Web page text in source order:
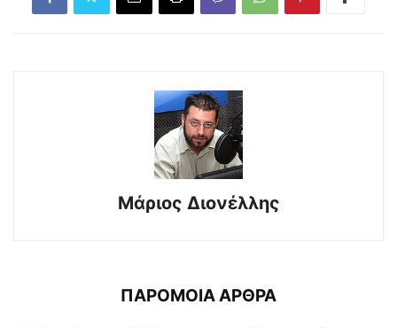
Μάριος Διονέλλης
ΠΑΡΟΜΟΙΑ ΑΡΘΡΑ